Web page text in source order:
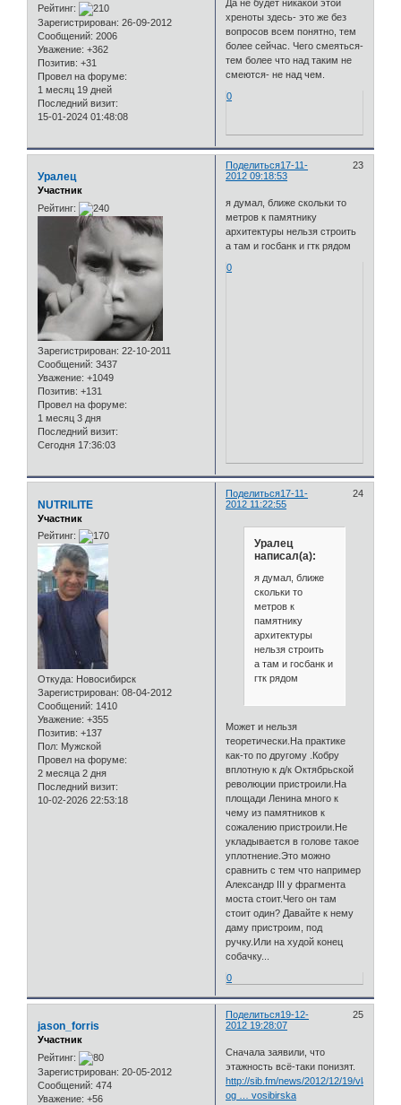
Рейтинг:
Зарегистрирован: 26-09-2012
Сообщений: 2006
Уважение: +362
Позитив: +31
Провел на форуме:
1 месяц 19 дней
Последний визит:
15-01-2024 01:48:08
Да не будет никакой этой
хреноты здесь- это же без
вопросов всем понятно, тем
более сейчас. Чего смеяться-
тем более что над таким не
смеются- не над чем.
0
Поделиться 23
17-11-
2012 09:18:53
Уралец
Участник
Рейтинг:
Зарегистрирован: 22-10-2011
Сообщений: 3437
Уважение: +1049
Позитив: +131
Провел на форуме:
1 месяц 3 дня
Последний визит:
Сегодня 17:36:03
я думал, ближе скольки то
метров к памятнику
архитектуры нельзя строить
а там и госбанк и гтк рядом
0
Поделиться 24
17-11-
2012 11:22:55
NUTRILITE
Участник
Рейтинг:
Откуда: Новосибирск
Зарегистрирован: 08-04-2012
Сообщений: 1410
Уважение: +355
Позитив: +137
Пол: Мужской
Провел на форуме:
2 месяца 2 дня
Последний визит:
10-02-2026 22:53:18
Уралец
написал(а):
я думал, ближе
скольки то
метров к
памятнику
архитектуры
нельзя строить
а там и госбанк и
гтк рядом
Может и нельзя
теоретически.На практике
как-то по другому .Кобру
вплотную к д/к Октябрьской
революции пристроили.На
площади Ленина много к
чему из памятников к
сожалению пристроили.Не
укладывается в голове такое
уплотнение.Это можно
сравнить с тем что например
Александр III у фрагмента
моста стоит.Чего он там
стоит один? Давайте к нему
даму пристроим, под
ручку.Или на худой конец
собачку...
0
Поделиться 25
19-12-
2012 19:28:07
jason_forris
Участник
Рейтинг:
Зарегистрирован: 20-05-2012
Сообщений: 474
Уважение: +56
Сначала заявили, что
этажность всё-таки понизят.
http://sib.fm/news/2012/12/19/vlasti-
og … vosibirska